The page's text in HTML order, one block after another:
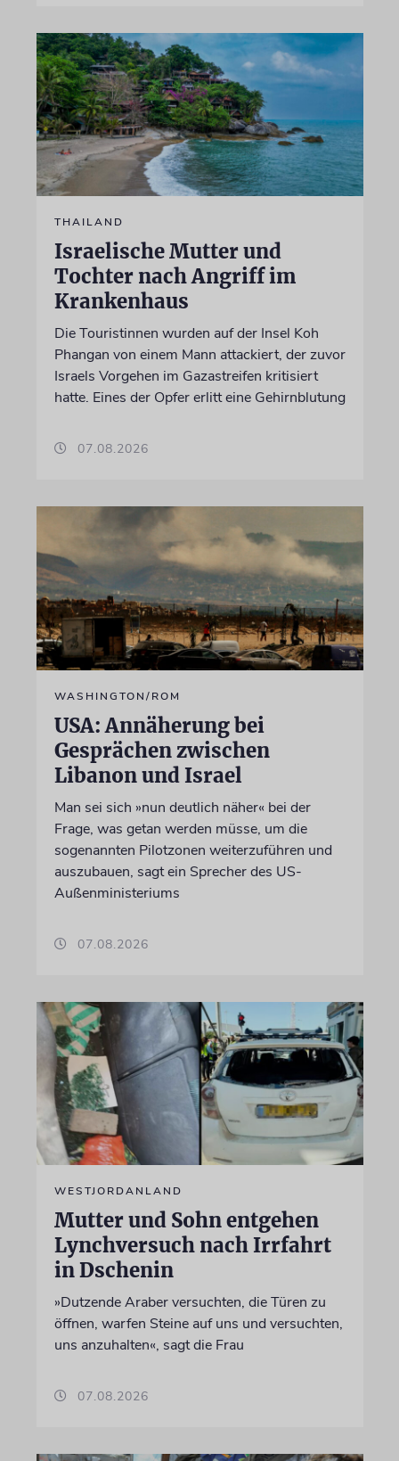
THAILAND
Israelische Mutter und
Tochter nach Angriff im
Krankenhaus
Die Touristinnen wurden auf der Insel Koh
Phangan von einem Mann attackiert, der zuvor
Israels Vorgehen im Gazastreifen kritisiert
hatte. Eines der Opfer erlitt eine Gehirnblutung
07.08.2026
WASHINGTON/ROM
USA: Annäherung bei
Gesprächen zwischen
Libanon und Israel
Man sei sich »nun deutlich näher« bei der
Frage, was getan werden müsse, um die
sogenannten Pilotzonen weiterzuführen und
auszubauen, sagt ein Sprecher des US-
Außenministeriums
07.08.2026
WESTJORDANLAND
Mutter und Sohn entgehen
Lynchversuch nach Irrfahrt
in Dschenin
»Dutzende Araber versuchten, die Türen zu
öffnen, warfen Steine auf uns und versuchten,
uns anzuhalten«, sagt die Frau
07.08.2026